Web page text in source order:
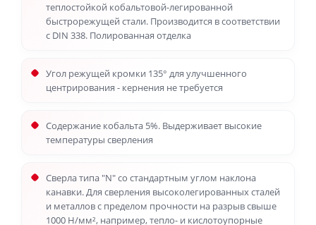
теплостойкой кобальтовой-легированной
быстрорежущей стали. Производится в соответствии
с DIN 338. Полированная отделка
Угол режущей кромки 135° для улучшенного
центрирования - кернения не требуется
Содержание кобальта 5%. Выдерживает высокие
температуры сверления
Сверла типа "N" со стандартным углом наклона
канавки. Для сверления высоколегированных сталей
и металлов с пределом прочности на разрыв свыше
1000 Н/мм², например, тепло- и кислотоупорные